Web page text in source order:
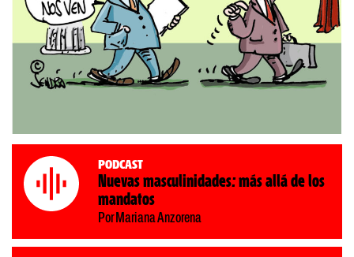
Podcast
Nuevas masculinidades: más allá de los
mandatos
Por Mariana Anzorena